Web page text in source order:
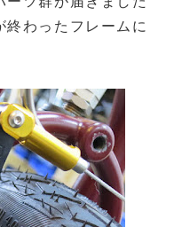
わったフレームに